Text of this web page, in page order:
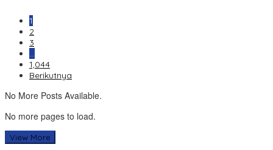
1
2
3
…
1,044
Berikutnya
No More Posts Available.
No more pages to load.
View More